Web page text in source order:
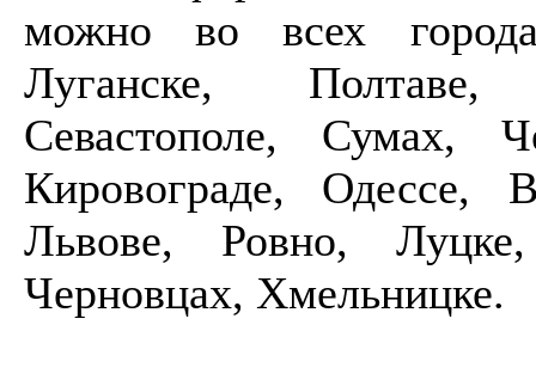
можно во всех
Луганске, Полтаве,
Севастополе, Сумах,
Кировограде, Одессе,
Львове, Ровно,
Черновцах, Хмельницке.